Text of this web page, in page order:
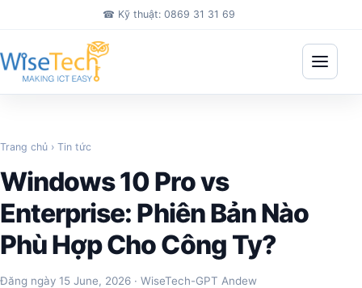
Bỏ qua đến nội dung chính
☎ Kỹ thuật: 0869 31 31 69
Mở
Trang chủ › Tin tức
Windows 10 Pro vs
Enterprise: Phiên Bản Nào
Phù Hợp Cho Công Ty?
Đăng ngày 15 June, 2026 · WiseTech-GPT Andew